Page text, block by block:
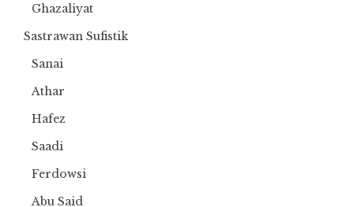
Ghazaliyat
Sastrawan Sufistik
Sanai
Athar
Hafez
Saadi
Ferdowsi
Abu Said